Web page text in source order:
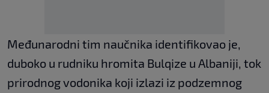
Međunarodni tim naučnika identifikovao je,
duboko u rudniku hromita Bulqize u Albaniji, tok
prirodnog vodonika koji izlazi iz podzemnog